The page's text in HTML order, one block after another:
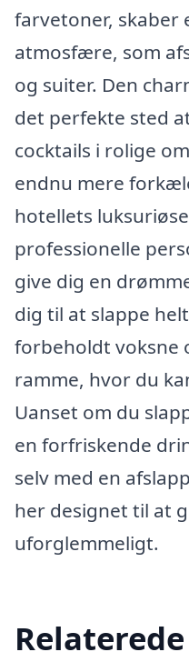
farvetoner, skaber
atmosfære, som
og suiter. Den
det perfekte sted
cocktails i rolige
endnu mere
hotellets
professionelle
give dig en
dig til at slappe
forbeholdt voksne
ramme, hvor du
Uanset om du
en forfriskende
selv med en
her designet til at
uforglemmeligt.